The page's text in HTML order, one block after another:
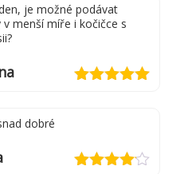
je možné podávat
v menší míře i kočičce s
dobré